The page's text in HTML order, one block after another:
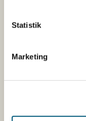
Statistik
Marketing
Tlf. 72 2​​​7 69 00
EAN